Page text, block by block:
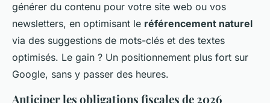
générer du contenu pour votre site web ou vos
newsletters, en optimisant le référencement naturel
via des suggestions de mots-clés et des textes
optimisés. Le gain ? Un positionnement plus fort sur
Google, sans y passer des heures.
Anticiper les obligations fiscales de 2026